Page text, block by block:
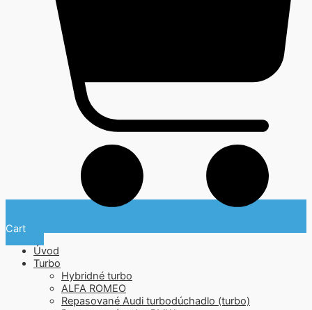
Cart
Úvod
Turbo
Hybridné turbo
ALFA ROMEO
Repasované Audi turbodúchadlo (turbo)